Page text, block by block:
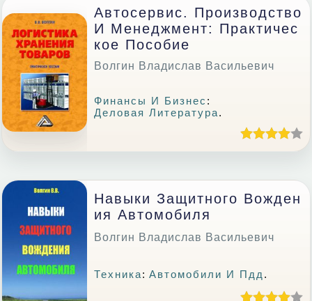
Автосервис. Производство
И Менеджмент: Практичес
Кое Пособие
Волгин Владислав Васильевич
Финансы И Бизнес :
Деловая Литература.
Навыки Защитного Вожден
Ия Автомобиля
Волгин Владислав Васильевич
Техника:Автомобили И Пдд .